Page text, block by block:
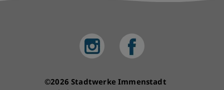
©2026 Stadtwerke Immenstadt